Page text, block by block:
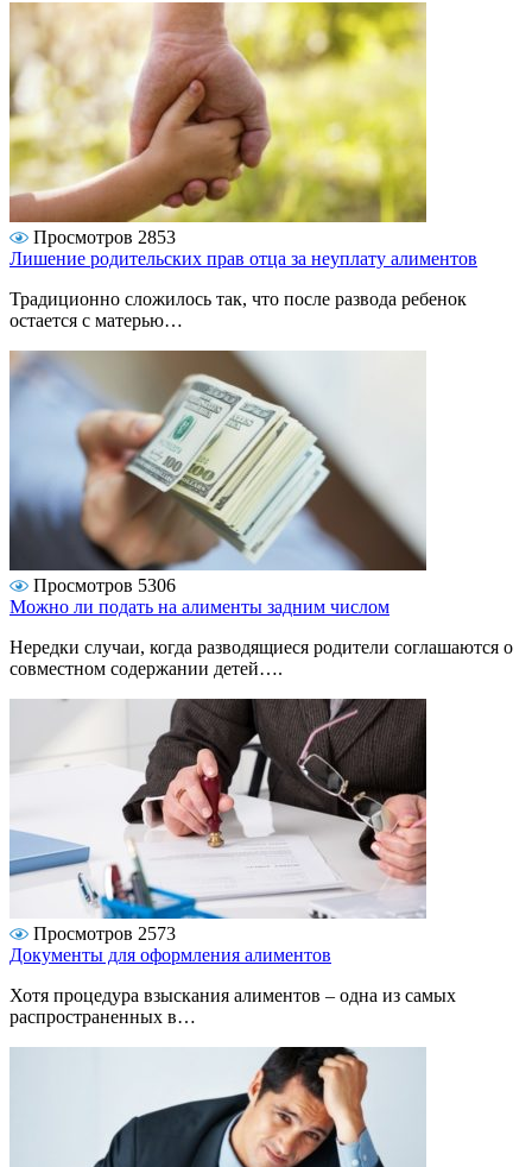
Просмотров 2853
Лишение родительских прав отца за неуплату алиментов
Традиционно сложилось так, что после развода ребенок
остается с матерью…
Просмотров 5306
Можно ли подать на алименты задним числом
Нередки случаи, когда разводящиеся родители соглашаются о
совместном содержании детей….
Просмотров 2573
Документы для оформления алиментов
Хотя процедура взыскания алиментов – одна из самых
распространенных в…